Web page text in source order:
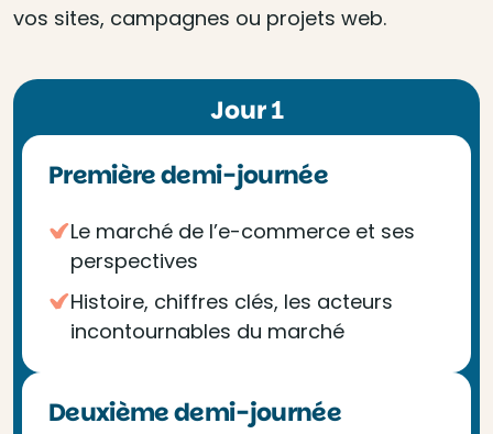
vos sites, campagnes ou projets web.
Jour 1
Première demi-journée
Le marché de l’e-commerce et ses
perspectives
Histoire, chiffres clés, les acteurs
incontournables du marché
Deuxième demi-journée